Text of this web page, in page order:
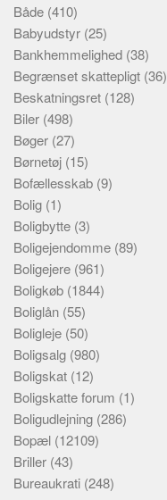
Både (410)
Babyudstyr (25)
Bankhemmelighed (38)
Begrænset skattepligt (36)
Beskatningsret (128)
Biler (498)
Bøger (27)
Børnetøj (15)
Bofællesskab (9)
Bolig (1)
Boligbytte (3)
Boligejendomme (89)
Boligejere (961)
Boligkøb (1844)
Boliglån (55)
Boligleje (50)
Boligsalg (980)
Boligskat (12)
Boligskatte forum (1)
Boligudlejning (286)
Bopæl (12109)
Briller (43)
Bureaukrati (248)